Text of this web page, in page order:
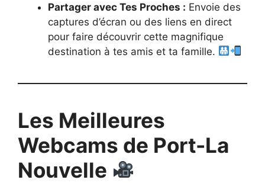
Partager avec Tes Proches : Envoie des
captures d’écran ou des liens en direct
pour faire découvrir cette magnifique
destination à tes amis et ta famille.
Les Meilleures
Webcams de Port-La
Nouvelle